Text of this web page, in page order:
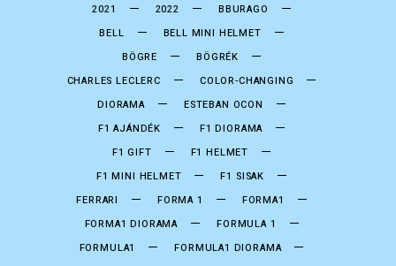
2021
2022
BBURAGO
BELL
BELL MINI HELMET
BÖGRE
BÖGRÉK
CHARLES LECLERC
COLOR-CHANGING
DIORAMA
ESTEBAN OCON
F1 AJÁNDÉK
F1 DIORAMA
F1 GIFT
F1 HELMET
F1 MINI HELMET
F1 SISAK
FERRARI
FORMA 1
FORMA1
FORMA1 DIORAMA
FORMULA 1
FORMULA1
FORMULA1 DIORAMA